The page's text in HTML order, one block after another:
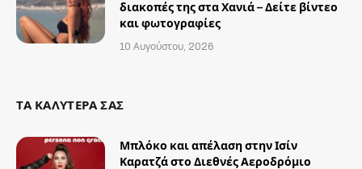
διακοπές της στα Χανιά – Δείτε βίντεο
και φωτογραφίες
10 Αυγούστου, 2026
ΤΑ ΚΑΛΥΤΕΡΑ ΣΑΣ
Μπλόκο και απέλαση στην Ισίν
Καρατζά στο Διεθνές Αεροδρόμιο